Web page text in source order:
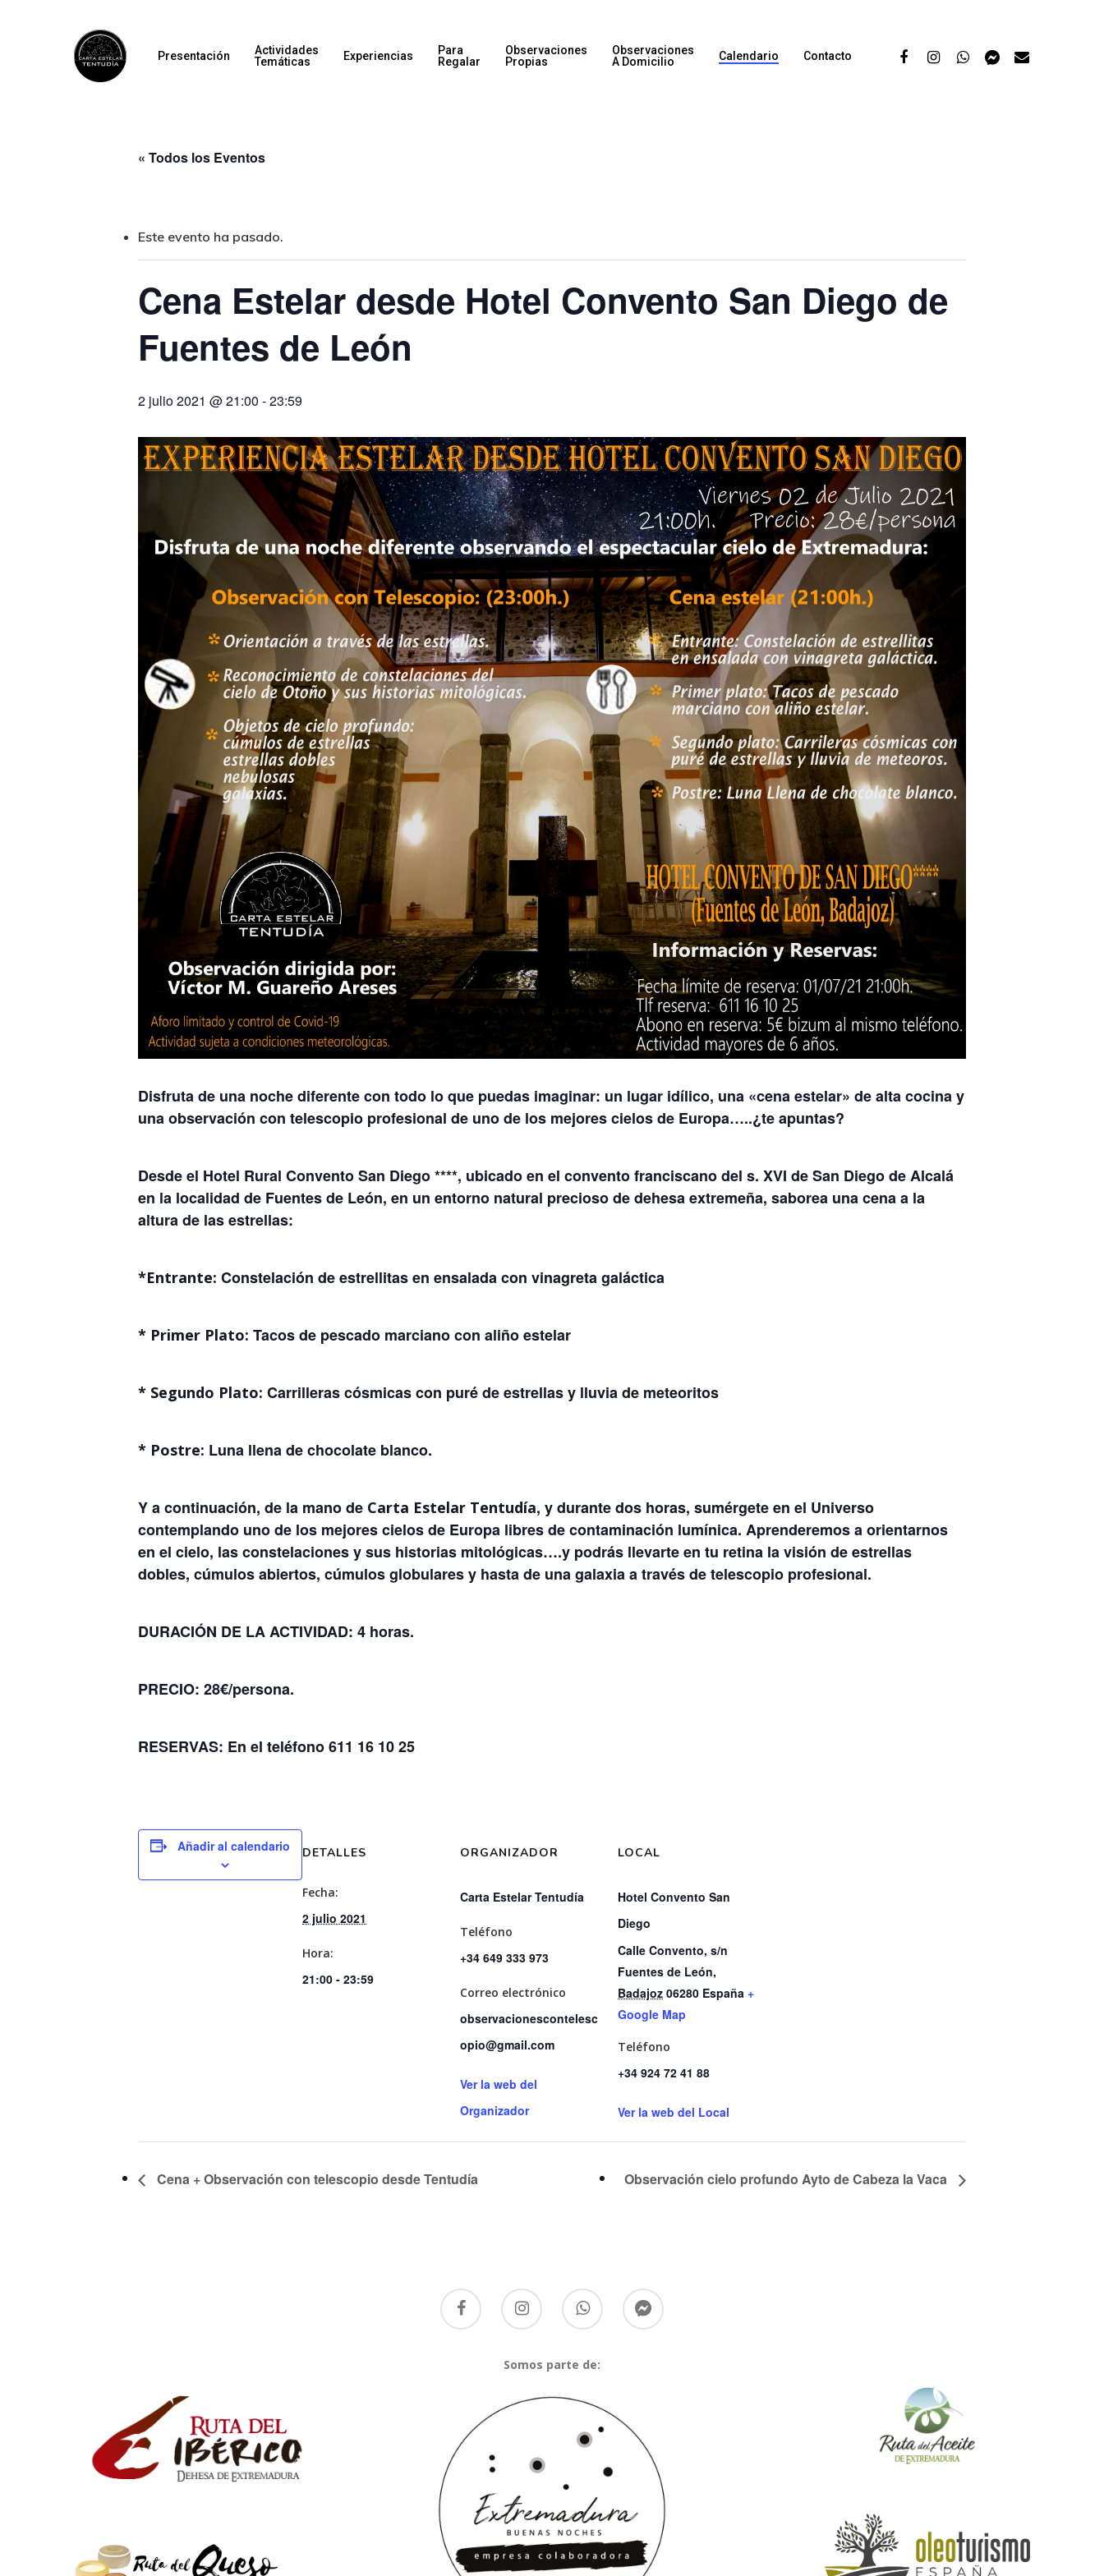
Presentación
Actividades
Temáticas
Experiencias
Para
Regalar
Observaciones
Propias
Observaciones
A Domicilio
Calendario Contacto
« Todos los Eventos
Este evento ha pasado.
Cena Estelar desde Hotel Convento San Diego de
Fuentes de León
2 julio 2021 @ 21:00 -23:59
Disfruta de una noche diferente con todo lo que puedas imaginar: un lugar idílico, una «cena estelar» de alta cocina y
una observación con telescopio profesional de uno de los mejores cielos de Europa…..¿te apuntas?
Desde el Hotel Rural Convento San Diego ****, ubicado en el convento franciscano del s. XVI de San Diego de Alcalá
en la localidad de Fuentes de León, en un entorno natural precioso de dehesa extremeña, saborea una cena a la
altura de las estrellas:
*Entrante: Constelación de estrellitas en ensalada con vinagreta galáctica
* Primer Plato: Tacos de pescado marciano con aliño estelar
* Segundo Plato: Carrilleras cósmicas con puré de estrellas y lluvia de meteoritos
* Postre: Luna llena de chocolate blanco.
Y a continuación, de la mano de Carta Estelar Tentudía, y durante dos horas, sumérgete en el Universo
contemplando uno de los mejores cielos de Europa libres de contaminación lumínica. Aprenderemos a orientarnos
en el cielo, las constelaciones y sus historias mitológicas….y podrás llevarte en tu retina la visión de estrellas
dobles, cúmulos abiertos, cúmulos globulares y hasta de una galaxia a través de telescopio profesional.
DURACIÓN DE LA ACTIVIDAD: 4 horas.
PRECIO: 28€/persona.
RESERVAS: En el teléfono 611 16 10 25
Añadir al calendario DETALLES
Fecha:
2 julio 2021
Hora:
21:00 - 23:59
ORGANIZADOR
Carta Estelar Tentudía
Teléfono
+34 649 333 973
Correo electrónico
observacionescontelesc
opio@gmail.com
Ver la web del
Organizador
LOCAL
Hotel Convento San
Diego
Calle Convento, s/n
Fuentes de León,
Badajoz 06280 España +
Google Map
Teléfono
+34 924 72 41 88
Ver la web del Local
Cena + Observación con telescopio desde Tentudía Observación cielo profundo Ayto de Cabeza la Vaca
Somos parte de: